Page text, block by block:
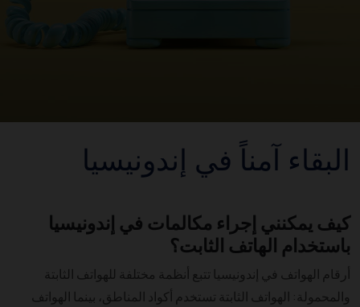
البقاء آمناً في إندونيسيا
كيف يمكنني إجراء مكالمات في إندونيسيا
باستخدام الهاتف الثابت؟
أرقام الهواتف في إندونيسيا تتبع أنظمة مختلفة للهواتف الثابتة
والمحمولة: الهواتف الثابتة تستخدم أكواد المناطق، بينما الهواتف